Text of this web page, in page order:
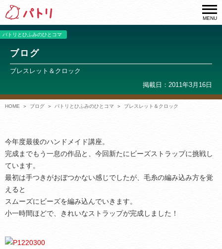
MENU
パトリとひふみのひとコマ
ブログ
ブレスレット＆クロック
掲載日：2011年3月16日
HOME ブログ パトリとひふみのひとコマ ブレスレット＆クロック
今年度最後のハンドメイド講座。
完成までもう一息の作品と、今回新たにビーズストラップに挑戦し
ています。
最初は手つきがおぼつかない感じでしたが、毛糸の編み込み方を覚
えると
スムーズにビーズを編み込んでいきます。
小一時間ほどで、きれいなストラップが完成しました！